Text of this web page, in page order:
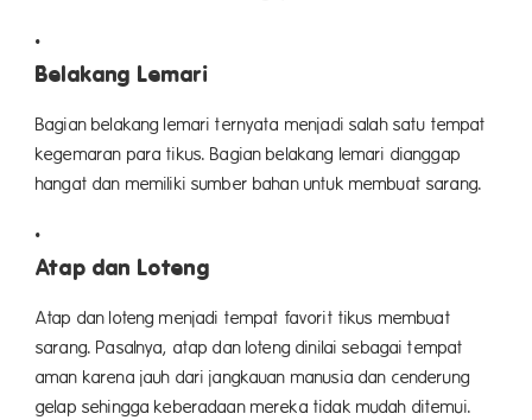
Belakang Lemari
Bagian belakang lemari ternyata menjadi salah satu tempat
kegemaran para tikus. Bagian belakang lemari dianggap
hangat dan memiliki sumber bahan untuk membuat sarang.
Atap dan Loteng
Atap dan loteng menjadi tempat favorit tikus membuat
sarang. Pasalnya, atap dan loteng dinilai sebagai tempat
aman karena jauh dari jangkauan manusia dan cenderung
gelap sehingga keberadaan mereka tidak mudah ditemui.